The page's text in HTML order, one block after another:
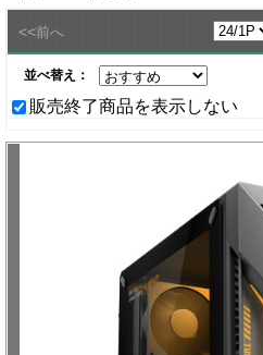
<<前へ
並べ替え：
販売終了商品を表示しない